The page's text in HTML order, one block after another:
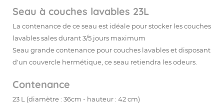
Seau à couches lavables 23L
La contenance de ce seau est idéale pour stocker lescouches
lavablessales durant 3/5 jours maximum
Seau grande contenance pour couches lavables et disposant
d'un couvercle hermétique, ce seau retiendra lesodeurs
Contenance
23 L (diamètre : 36cm - hauteur : 42 cm)